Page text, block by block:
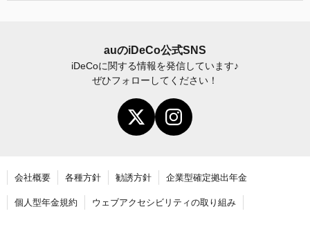
加入後の諸変更手続きについて
お申し込み後に届く書類について
年末調整・確定申告の書き方と記入例
老齢給付金の請求手続き
auのiDeCo公式SNS
iDeCoに関する情報を発信しています♪
ぜひフォローしてください！
会社概要 各種方針 勧誘方針 企業型確定拠出年金
個人型年金規約 ウェブアクセシビリティの取り組み